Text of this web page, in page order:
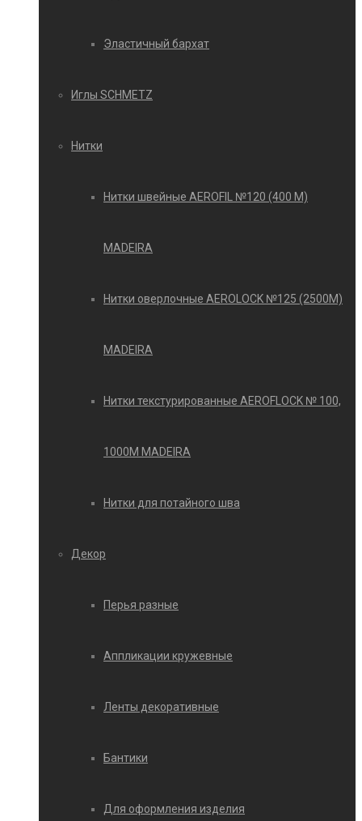
Эластичный бархат
Иглы SCHMETZ
Нитки
Нитки швейные AEROFIL №120 (400 М)
MADEIRA
Нитки оверлочные AEROLOCK №125 (2500М)
MADEIRA
Нитки текстурированные AEROFLOCK № 100,
1000М MADEIRA
Нитки для потайного шва
Декор
Перья разные
Аппликации кружевные
Ленты декоративные
Бантики
Для оформления изделия